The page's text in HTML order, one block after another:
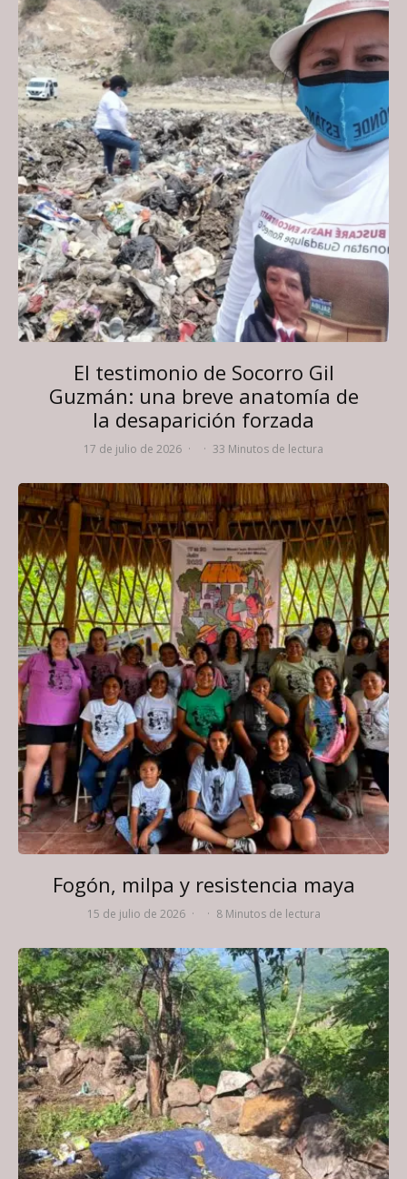
El testimonio de Socorro Gil
Guzmán: una breve anatomía de
la desaparición forzada
17 de julio de 2026 · · 33 Minutos de lectura
Fogón, milpa y resistencia maya
15 de julio de 2026 · · 8 Minutos de lectura